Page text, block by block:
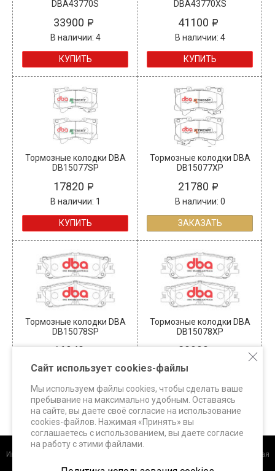
DBA43770S
33900
В наличии: 4
КУПИТЬ
DBA43770XS
41100
В наличии: 4
КУПИТЬ
Тормозные колодки DBA
DB15077SP
17820
В наличии: 1
КУПИТЬ
Тормозные колодки DBA
DB15077XP
21780
В наличии: 0
ЗАКАЗАТЬ
Тормозные колодки DBA
DB15078SP
16940
В наличии: 2
КУПИТЬ
Тормозные колодки DBA
DB15078XP
20900
В наличии: 3
КУПИТЬ
Интернет-магазин
+7 (495) 648-60-24 +7 (963) 687-56-82 Москва, Дорожная
Сайт использует cookies-файлы
Мы используем файлы cookies, чтобы сделать ваше
пребывание на максимально удобным. Оставаясь
на сайте, вы даете своё согласие на использование
cookies-файлов. Нажимая «Принять» вы
соглашаетесь с использованием, вы даете согласие
на работу с этими файлами.